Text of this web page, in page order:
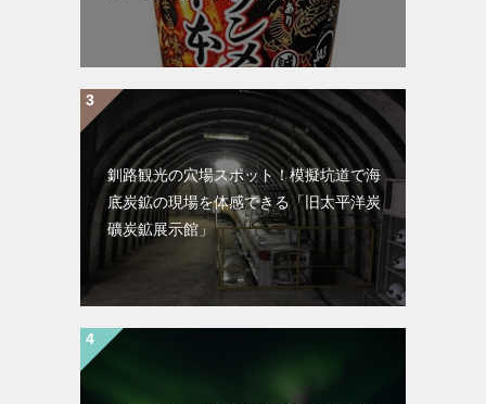
釧路観光の穴場スポット！模擬坑道で海
底炭鉱の現場を体感できる「旧太平洋炭
礦炭鉱展示館」